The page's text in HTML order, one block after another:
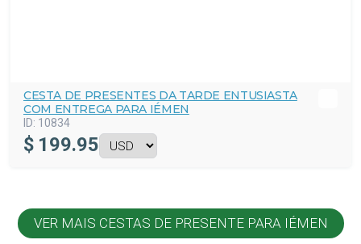
CESTA DE PRESENTES DA TARDE ENTUSIASTA
COM ENTREGA PARA IÉMEN
ID: 10834
$ 199.95
VER MAIS CESTAS DE PRESENTE PARA IÉMEN